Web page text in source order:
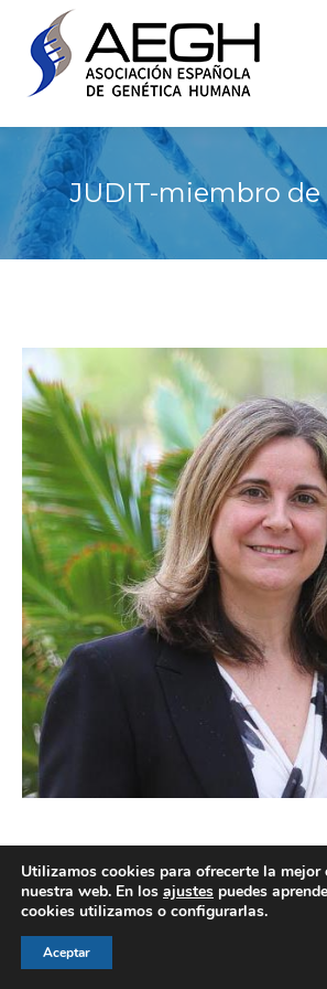
JUDIT-miembro
© AEGH - Todos los derechos
Aviso legal
Utilizamos cookies para ofrecerte la mejor
nuestra web. En los ajustes puedes
cookies utilizamos o configurarlas.
Aceptar